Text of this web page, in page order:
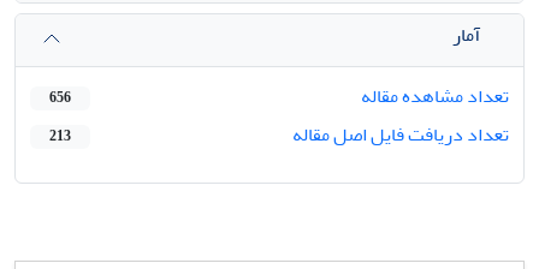
آمار
تعداد مشاهده مقاله
656
تعداد دریافت فایل اصل مقاله 213